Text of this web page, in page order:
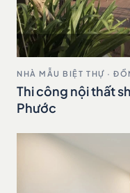
NHÀ MẪU BIỆT THỰ ·
Thi công nội thất
Phước